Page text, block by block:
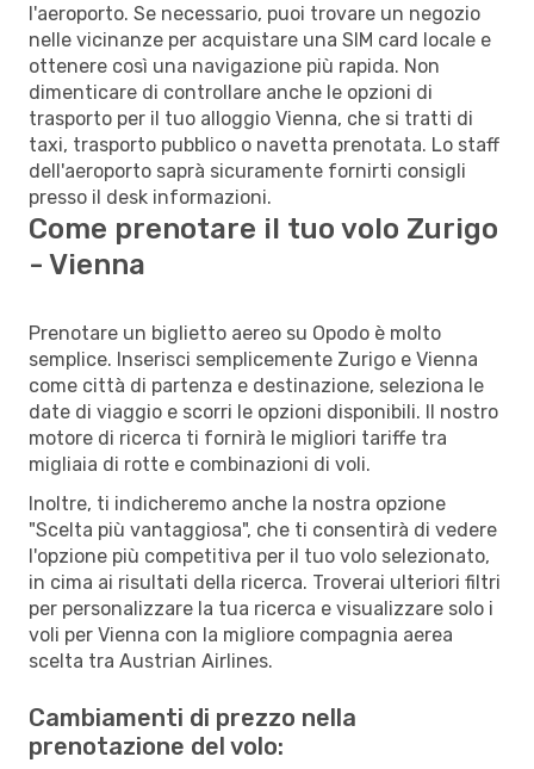
l'aeroporto. Se necessario, puoi trovare un negozio
nelle vicinanze per acquistare una SIM card locale e
ottenere così una navigazione più rapida. Non
dimenticare di controllare anche le opzioni di
trasporto per il tuo alloggio Vienna, che si tratti di
taxi, trasporto pubblico o navetta prenotata. Lo staff
dell'aeroporto saprà sicuramente fornirti consigli
presso il desk informazioni.
Come prenotare il tuo volo Zurigo
- Vienna
Prenotare un biglietto aereo su Opodo è molto
semplice. Inserisci semplicemente Zurigo e Vienna
come città di partenza e destinazione, seleziona le
date di viaggio e scorri le opzioni disponibili. Il nostro
motore di ricerca ti fornirà le migliori tariffe tra
migliaia di rotte e combinazioni di voli.
Inoltre, ti indicheremo anche la nostra opzione
"Scelta più vantaggiosa", che ti consentirà di vedere
l'opzione più competitiva per il tuo volo selezionato,
in cima ai risultati della ricerca. Troverai ulteriori filtri
per personalizzare la tua ricerca e visualizzare solo i
voli per Vienna con la migliore compagnia aerea
scelta tra Austrian Airlines.
Cambiamenti di prezzo nella
prenotazione del volo: